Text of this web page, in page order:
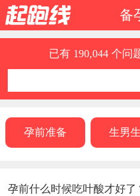
备
已有 190,044 个问
孕前准备 生男
孕前什么时候吃叶酸才好了